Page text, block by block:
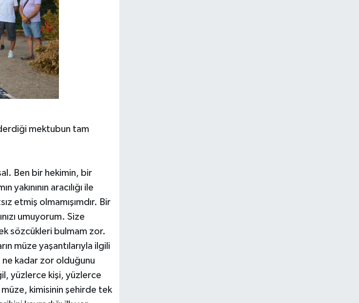
mektubun tam
Ben bir hekimin, bir
aracılığı ile
etmiş olmamışımdır. Bir
umuyorum. Size
sözcükleri bulmam zor.
müze yaşantılarıyla ilgili
ne kadar zor olduğunu
yüzlerce kişi, yüzlerce
kimisinin şehirde tek